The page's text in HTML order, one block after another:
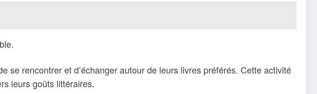
rencontrer et d’échanger autour de leurs livres préférés. Cette activité
leurs goûts littéraires.